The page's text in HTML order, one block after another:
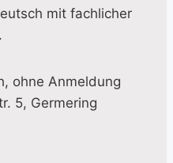
mit fachlicher
ohne Anmeldung
5, Germering